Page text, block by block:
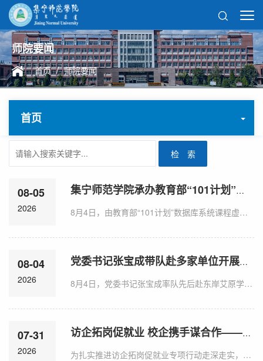
师院要闻
首页 / 师院要闻
首页
08-05
2026
集宁师范学院承办教育部“101计划”数据库系统课程第4期导教班
8月4日，由教育部“101计划”数据库系统课程虚拟教研室、教育部—华为“智能基座”数据库课程虚拟教研室（中国人民大学）联合主办，信息技术与管理国家级实验教学示范中心（中国人民大学）、集宁师范学院承办的教育部“101计划”数据库系统课程（核心师资培训）导教班（第4期）在乌兰察布开班。中国人民大学教授、国家级教学名师、《数据库系统概论》教材主编王珊，中国人民大学教授、教育部“101计划”数据库系统课程负责人杜小勇，...
08-04
2026
党委书记张宝成带队赴多家单位开展访企拓岗专项行动
8月4日，党委书记张宝成率队先后赴东岸艾原学校、北京粉笔天下教育科技有限公司呼和浩特分公司、内蒙古教途职教三家单位实地走访，围绕人才培养、实习实训、就业服务开展座谈交流。上午，调研组在东岸艾原学校实地参观了多功能教室、心理情绪教室、专业实验室、游泳馆等特色育人场地。东岸艾原学校校长周建岗介绍了学校发展历程与核心办学定位，并结合国际化民办学校实践，重点阐述了IB双轨课程体系运行模式。双方就新时代基础教育对师范生综合素养、...
07-31
2026
访企拓岗促就业 校企携手谋合作——校领导带队赴呼和浩特走访科技企业
为扎实推进访企拓岗促就业专项行动走深走实，进一步深化产教融合、校企协同，精准挖掘优质就业资源，全方位拓宽计算机专业毕业生高质量就业渠道，7月30日，党委委员、副校长拓俊杰带队，计算机与大数据学院党总支书记闫闳、院长邢德胜、党总支副书记张培方、学团办主任冯荣一行，赴呼和浩特市多家重点科技企业开展实地走访调研。调研组先后深入新道科技股份有限公司、内蒙古数字化学会、内蒙古纳顺装备有限公司、内蒙古欣荣惠信息技术有限公司、...